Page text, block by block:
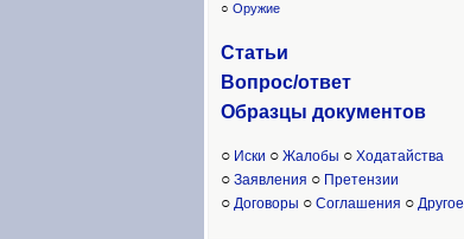
○ Оружие
Статьи
Вопрос/ответ
Образцы документов
○ Иски ○ Жалобы ○ Ходатайства
○ Заявления ○ Претензии
○ Договоры ○ Соглашения ○ Другое